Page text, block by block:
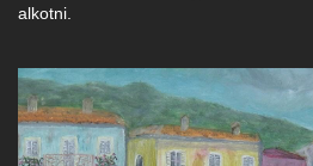
alkotni.